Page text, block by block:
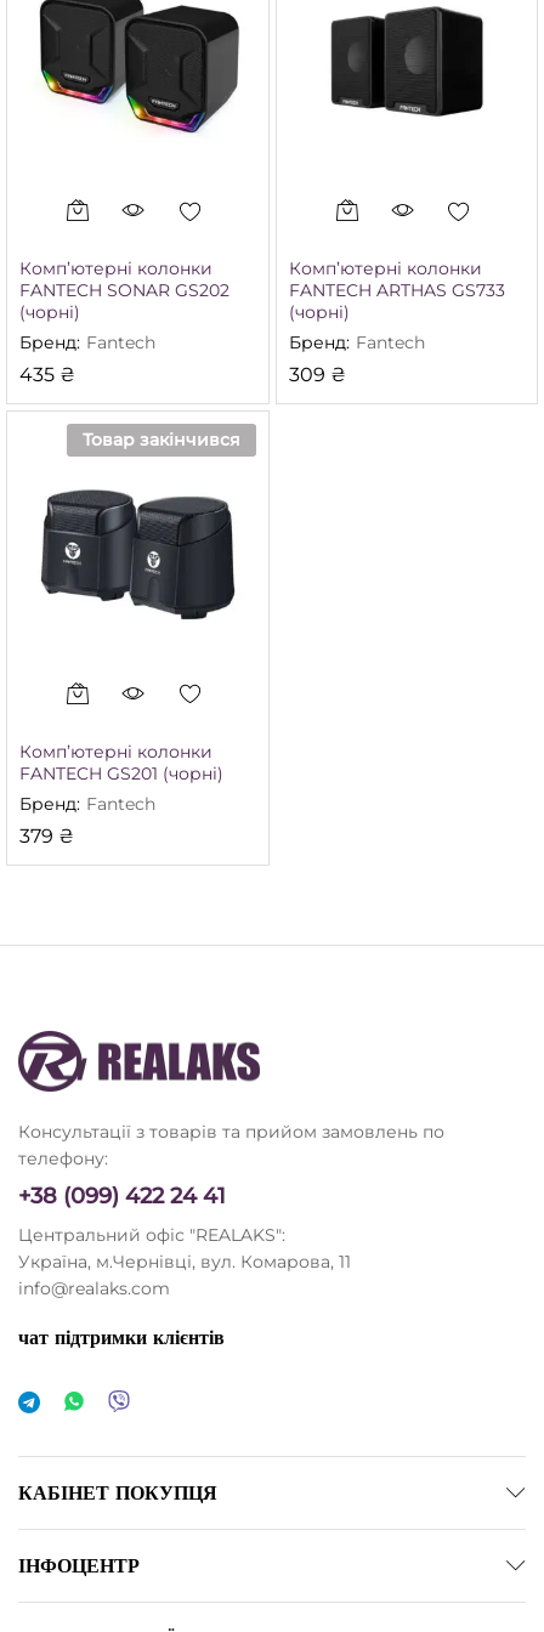
Комп’ютерні колонки
FANTECH SONAR GS202
(чорні)
Бренд: Fantech
435 ₴
Комп’ютерні колонки
FANTECH ARTHAS GS733
(чорні)
Бренд: Fantech
309 ₴
Товар закінчився
Комп’ютерні колонки
FANTECH GS201 (чорні)
Бренд: Fantech
379 ₴
Консультації з товарів та прийом замовлень по
телефону:
+38 (099) 422 24 41
Центральний офіс "REALAKS":
Україна, м.Чернівці, вул. Комарова, 11
info@realaks.com
чат підтримки клієнтів
КАБІНЕТ ПОКУПЦЯ
ІНФОЦЕНТР